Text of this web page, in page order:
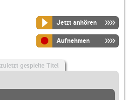
Jetzt anhören
Aufnehmen
zuletzt gespielte Titel